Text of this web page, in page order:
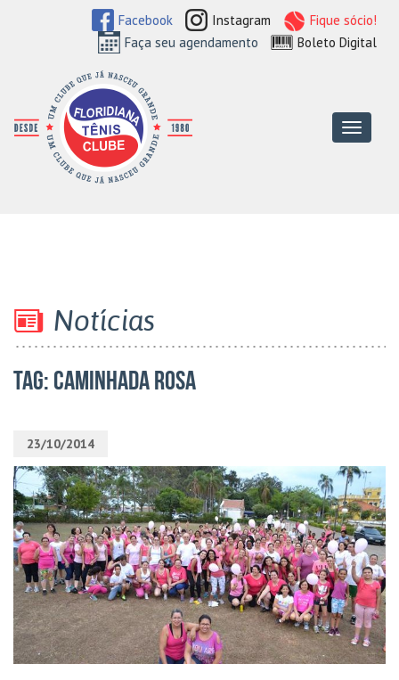
Facebook Instagram
Fique sócio!
Faça seu agendamento
Boleto Digital
Menu
Notícias
TAG: caminhada rosa
23/10/2014